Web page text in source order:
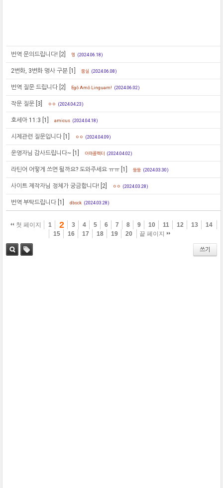
번역 문의드립니다! [2] 밍 (2024.06.18)
2변화, 3변화 명사 구분 [1] 둥실 (2024.06.08)
번역 질문 드립니다 [2] Egō Amō Linguam! (2024.06.02)
작문 질문 [3] ㅇㅇ (2024.04.23)
호세아 11:3 [1] amicus (2024.04.18)
시제관련 질문입니다 [1] ㅇㅇ (2024.04.09)
운영자님 감사드립니다~ [1] 아마콜렉터 (2024.04.02)
라틴어 어떻게 쓰면 될까요? 도와주세요 ㅠㅠ [1] 둥둥 (2024.03.30)
사이트 제작자님 정체가 궁금합니다! [2] ㅇㅇ (2024.03.28)
번역 부탁드립니다 [1] dbsck (2024.03.28)
첫 페이지 1 2 3 4 5 6 7 8 9 10 11 12 13
14
15
16 17 18 19 20 끝 페이지
쓰기